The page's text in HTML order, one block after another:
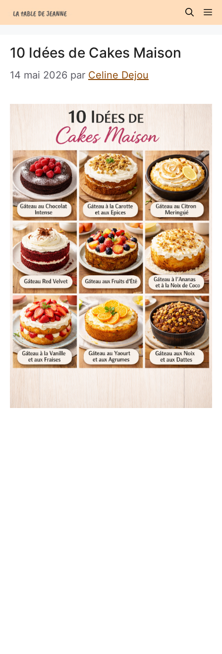
au
10 Idées de Cakes Maison
14 mai 2026 par Celine Dejou